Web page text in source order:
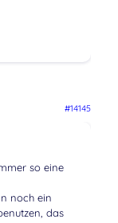
#14145
so eine
noch ein
das